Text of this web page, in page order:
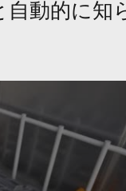
自動的に知